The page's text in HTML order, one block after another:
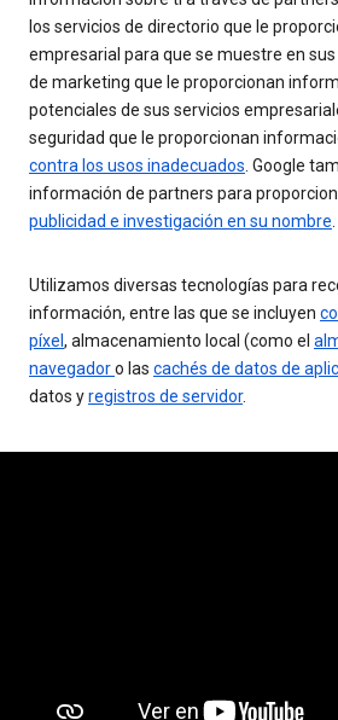
los servicios de directorio que le
empresarial para que se muestre en
de marketing que le proporcionan
potenciales de sus servicios
seguridad que le proporcionan
contra los usos inadecuados . Google
información de partners para
publicidad e investigación en su nombre
Utilizamos diversas tecnologías para
información, entre las que se incluyen
píxel , almacenamiento local (como el
navegadoro las cachés de datos de
datos yregistros de servidor.